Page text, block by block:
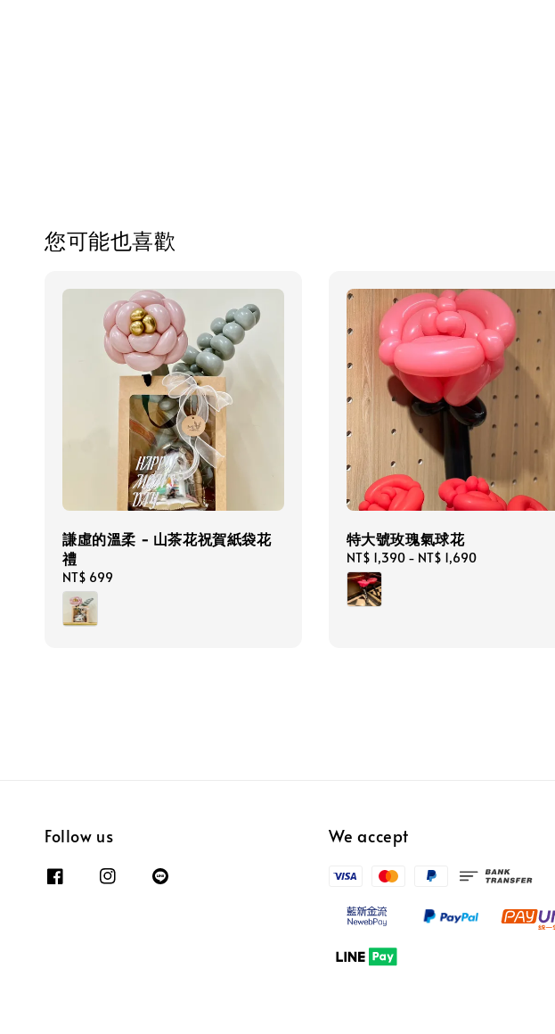
您可能也喜歡
謙虛的溫柔 - 山茶花祝賀紙袋花
禮
Regular
price
NT$ 699
特大號玫瑰氣球花
Regular
price
NT$ 1,390- NT$ 1,690
Follow us We accept